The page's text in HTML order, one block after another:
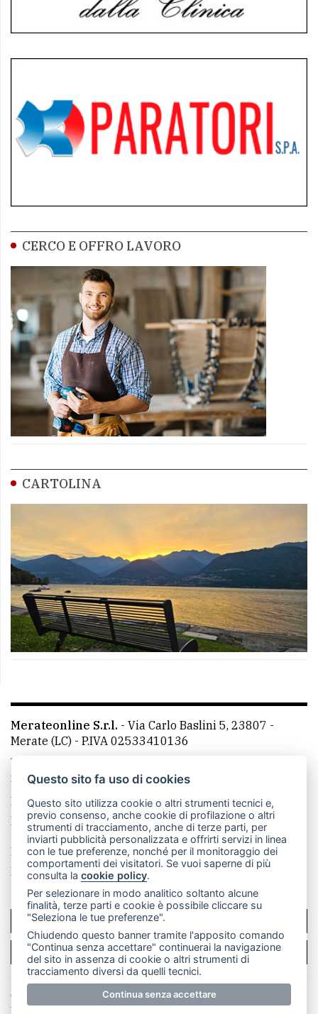
CERCO E OFFRO LAVORO
CARTOLINA
Merateonline S.r.l. - Via Carlo Baslini 5, 23807 -
Merate (LC) - P.IVA 02533410136
Telefono:
mail: redazione@leccoonline.com
La redazione
MerateOnline CasateOnline
RSS
Made by VIP
Privacy policy
Cookie policy
Rivedi le tue scelte sui cookie
SCRIVICI
PER LA TUA PUBBLICITÀ
© Copyright Merateonline S.r.l. - Tutti i diritti riservati.
E' proibita la riproduzione e pubblicazione anche
Questo sito fa uso di cookies
Questo sito utilizza cookie o altri strumenti tecnici e,
previo consenso, anche cookie di profilazione o altri
strumenti di tracciamento, anche di terze parti, per
inviarti pubblicità personalizzata e offrirti servizi in linea
con le tue preferenze, nonché per il monitoraggio dei
comportamenti dei visitatori. Se vuoi saperne di più
consulta lacookie policy.
Per selezionare in modo analitico soltanto alcune
finalità, terze parti e cookie è possibile cliccare su
"Seleziona le tue preferenze".
Chiudendo questo banner tramite l'apposito comando
"Continua senza accettare" continuerai la navigazione
del sito in assenza di cookie o altri strumenti di
tracciamento diversi da quelli tecnici.
Continua senza accettare